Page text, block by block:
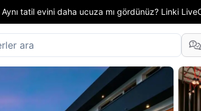
Aynı tatil evini daha ucuza mı gördünüz? Linki